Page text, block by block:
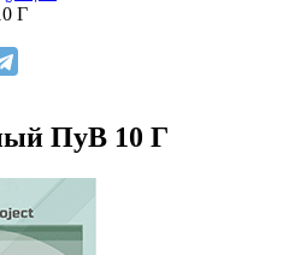
Г
ПуВ 10 Г